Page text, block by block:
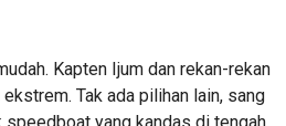
Kapten Ijum dan rekan-rekan
Tak ada pilihan lain, sang